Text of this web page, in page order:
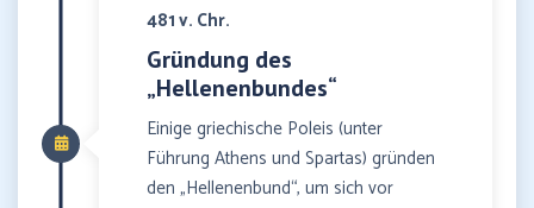
481 v. Chr.
Gründung des
„Hellenenbundes“
Einige griechische Poleis (unter
Führung Athens und Spartas) gründen
den „Hellenenbund“, um sich vor